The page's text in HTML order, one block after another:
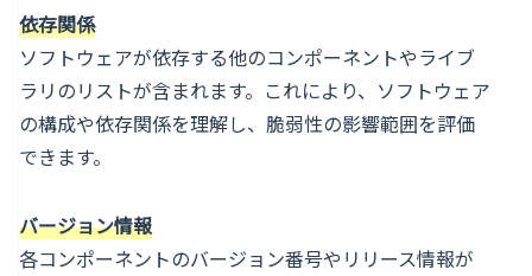
依存関係
ソフトウェアが依存する他のコンポーネントやライブ
ラリのリストが含まれます。これにより、ソフトウェア
の構成や依存関係を理解し、脆弱性の影響範囲を評価
できます。
バージョン情報
各コンポーネントのバージョン番号やリリース情報が